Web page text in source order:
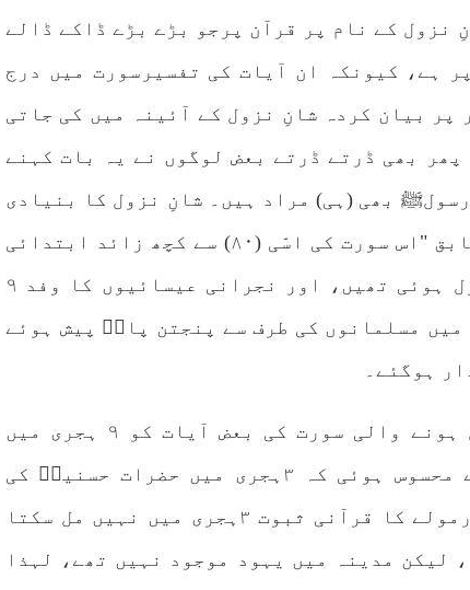
نزول کے نام پر قرآن پرجو بڑے بڑے ڈاکے ڈالے
ہے، کیونکہ ان آیات کی تفسیرسورت میں درج
بیان کردہ شانِ نزول کے آئینہ میں کی جاتی
بھی ڈرتے ڈرتے بعض لوگوں نے یہ بات کہنے
بھی (ہی) مراد ہیں۔ شانِ نزول کا بنیادی
قول مورخ محمد بن اسحٰق کا ہے، جن کے مطابق "اس سورت کی اسّی (۸۰) سے کچھ زائد ابتدائی
آیات وفدِ نجران کی آمد کے موقع پر نازل ہوئی تھیں، اور نجرانی عیسائیوں کا وفد ۹
میں مسلمانوں کی طرف سے پنجتن پاکؓ پیش ہوئے
ہوگئے۔
غزوہ احد (۳ ہجری ) کے زمانے میں نازل ہونے والی سورت کی بعض آیات کو ۹ ہجری میں
پہنچانے کی ضرورت اہل تشیع کو اس لیے محسوس ہوئی کہ ۳ہجری میں حضرات حسنینؓ کی
پیدائش نہیں ہوئی تھی، لہذا پنجتن فارمولے کا قرآنی ثبوت ۳ہجری میں نہیں مل سکتا
لیکن مدینہ میں یہود موجود نہیں تھے، لہذا